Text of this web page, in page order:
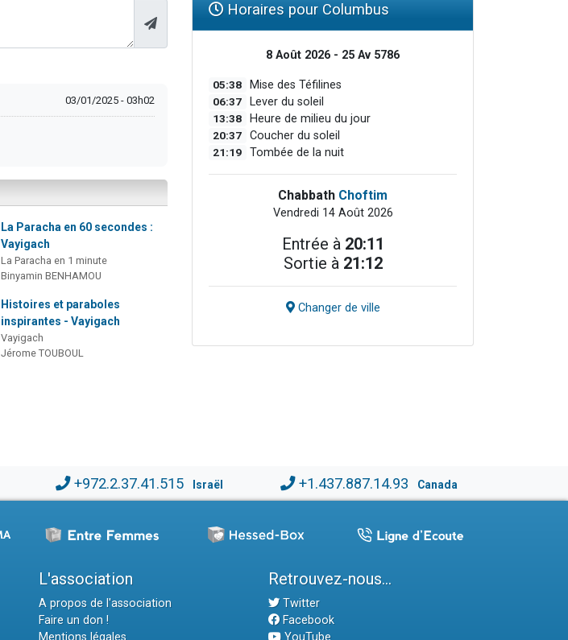
03/01/2025 - 03h02
La Paracha en 60 secondes :
Vayigach
La Paracha en 1 minute
Binyamin BENHAMOU
Histoires et paraboles
inspirantes - Vayigach
Vayigach
Jérome TOUBOUL
Horaires pour Columbus
8 Août 2026 - 25 Av 5786
05:38 Mise des Téfilines
06:37 Lever du soleil
13:38 Heure de milieu du jour
20:37 Coucher du soleil
21:19 Tombée de la nuit
Chabbath Choftim
Vendredi 14 Août 2026
Entrée à 20:11
Sortie à 21:12
Changer de ville
+972.2.37.41.515 Israël +1.437.887.14.93 Canada
L'association
A propos de l'association
Faire un don !
Retrouvez-nous...
Twitter
Facebook